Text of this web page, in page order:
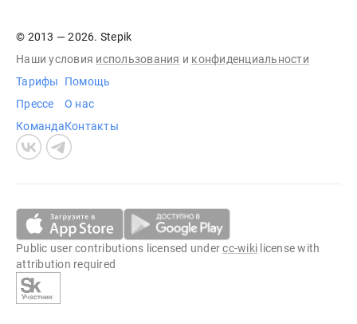
© 2013 — 2026. Stepik
Наши условия использования и конфиденциальности
Тарифы
Прессе
Команда
Помощь
О нас
Контакты
Public user contributions licensed undercc-wiki license with
attribution required